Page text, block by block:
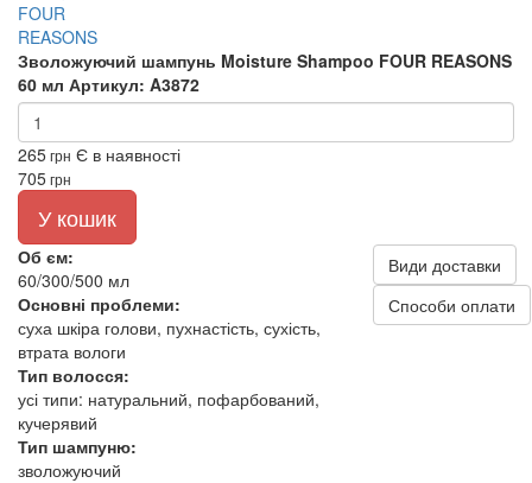
Зволожуючий шампунь Moisture Shampoo FOUR REASONS
60 мл Артикул: A3872
265грн Є в наявності
705грн
У кошик
Об єм:
60/300/500 мл
Основні проблеми:
суха шкіра голови, пухнастість, сухість,
втрата вологи
Тип волосся:
усі типи: натуральний, пофарбований,
кучерявий
Тип шампуню:
зволожуючий
Види доставки
Способи оплати